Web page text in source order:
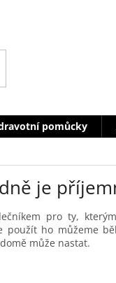
pomůcky
je
pro ty,
použít ho můžeme
může nastat.